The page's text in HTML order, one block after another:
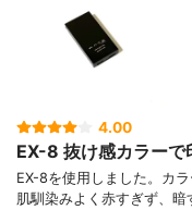
4.00
EX-8 抜け感カラーで
EX-8を使用しました。カ
肌馴染みよく赤すぎず、